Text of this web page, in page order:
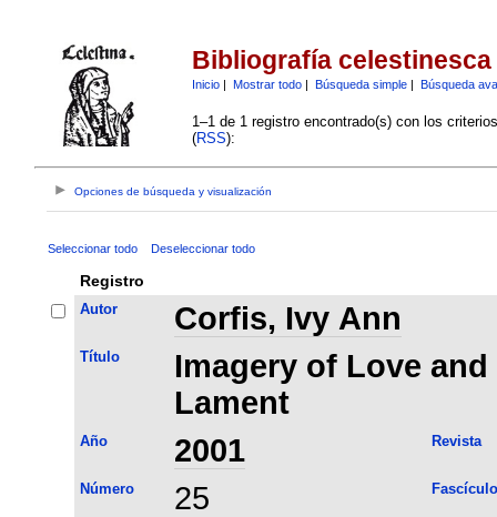
Bibliografía celestinesca
Inicio| Mostrar todo| Búsqueda simple| Búsqueda
1–1 de 1 registro encontrado(s) con los
(RSS):
Opciones de búsqueda y visualización
Seleccionar todo Deseleccionar todo
Registro
Autor Corfis, Ivy Ann
Título
Imagery of Love
Lament
Año 2001 Revista
Número 25 Fascículo